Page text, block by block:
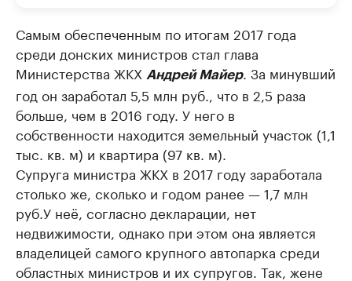
Самым обеспеченным по итогам 2017 года
среди донских министров стал глава
Министерства ЖКХ Андрей Майер. За минувший
год он заработал 5,5 млн руб., что в 2,5 раза
больше, чем в 2016 году. У него в
собственности находится земельный участок (1,1
тыс. кв. м) и квартира (97 кв. м).
Супруга министра ЖКХ в 2017 году заработала
столько же, сколько и годом ранее — 1,7 млн
руб.У неё, согласно декларации, нет
недвижимости, однако при этом она является
владелицей самого крупного автопарка среди
областных министров и их супругов. Так, жене